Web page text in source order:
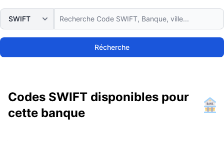
Récherche
Codes SWIFT disponibles pour
cette banque